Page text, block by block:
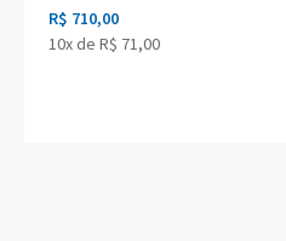
R$ 710,00
10x de R$ 71,00